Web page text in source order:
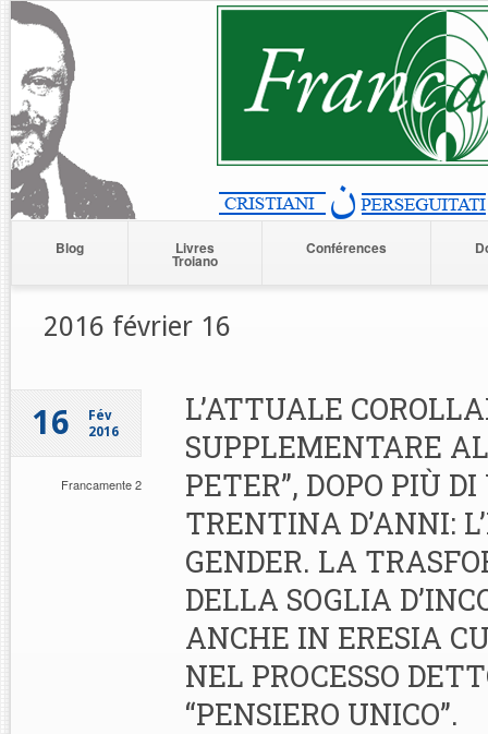
Blog Livres
Troiano
Conférences
2016 février 16
16
Fév
2016
Francamente 2
L’ATTUALE
SUPPLEMENTARE
PETER”, DOPO PIÙ
TRENTINA D’ANNI:
GENDER. LA
DELLA SOGLIA
ANCHE IN ERESIA
NEL PROCESSO
“PENSIERO UNICO”.